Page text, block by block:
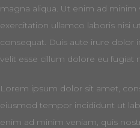
magna aliqua. Ut enim ad minim
exercitation ullamco laboris nisi
consequat. Duis aute irure dolor
velit esse cillum dolore eu fugiat
Lorem ipsum dolor sit amet,
eiusmod tempor incididunt ut
enim ad minim veniam, quis